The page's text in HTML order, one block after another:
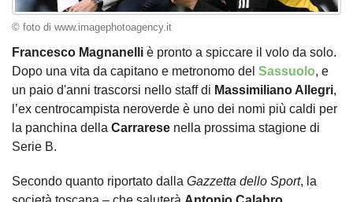
© foto di www.imagephotoagency.it
Francesco Magnanelli è pronto a spiccare il volo da solo.
Dopo una vita da capitano e metronomo del Sassuolo, e
un paio d'anni trascorsi nello staff di Massimiliano Allegri,
l’ex centrocampista neroverde è uno dei nomi più caldi per
la panchina della Carrarese nella prossima stagione di
Serie B.
Secondo quanto riportato dalla Gazzetta dello Sport, la